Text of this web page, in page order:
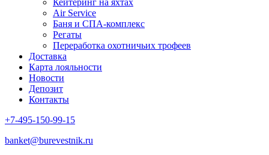
Кейтеринг на яхтах
Air Service
Баня и СПА-комплекс
Регаты
Переработка охотничьих трофеев
Доставка
Карта лояльности
Новости
Депозит
Контакты
+7-495-150-99-15
banket@burevestnik.ru